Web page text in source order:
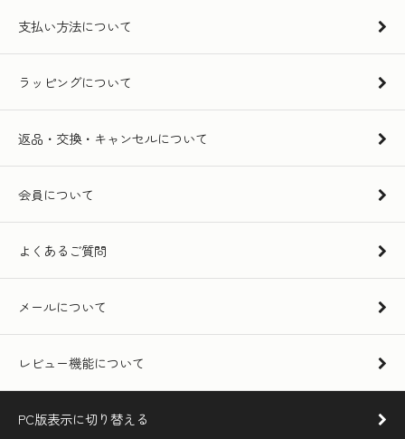
支払い方法について
ラッピングについて
返品・交換・キャンセルについて
会員について
よくあるご質問
メールについて
レビュー機能について
PC版表示に切り替える